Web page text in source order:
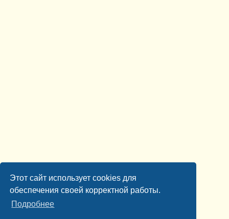
Этот сайт использует cookies для
обеспечения своей корректной работы.
Подробнее